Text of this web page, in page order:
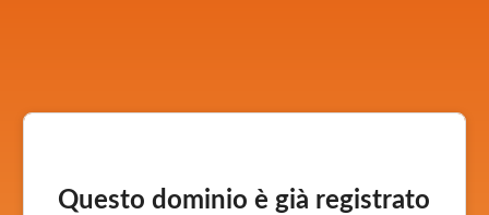
Questo dominio è già registrato